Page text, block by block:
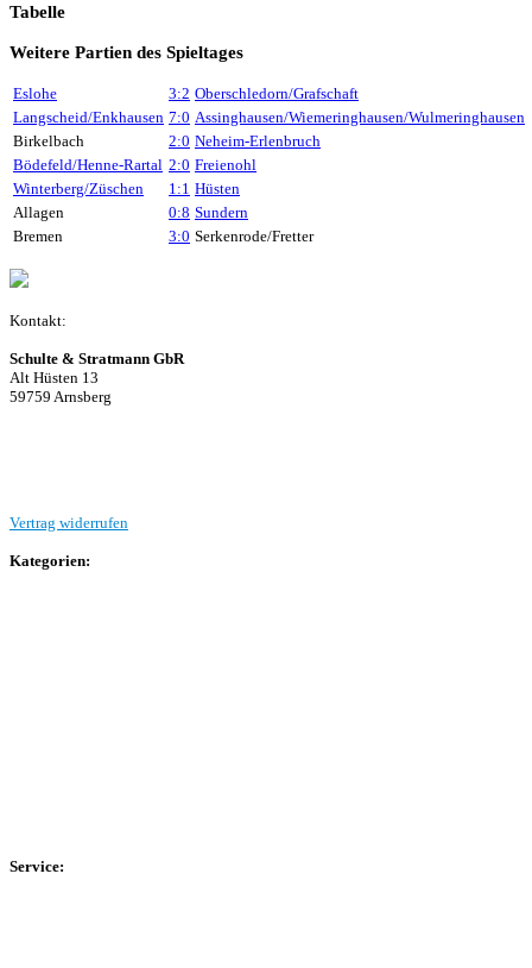
Tabelle
Weitere Partien des Spieltages
Eslohe 3:2 Oberschledorn/Grafschaft
Langscheid/Enkhausen 7:0 Assinghausen/Wiemeringhausen/Wulmeringhausen
Birkelbach
2:0 Neheim-Erlenbruch
Bödefeld/Henne-Rartal 2:0 Freienohl
Winterberg/Züschen
1:1 Hüsten
Allagen
0:8 Sundern
Bremen
3:0 Serkenrode/Fretter
Kontakt:
Schulte & Stratmann GbR
Alt Hüsten 13
59759 Arnsberg
Vertrag widerrufen
Kategorien:
Service: